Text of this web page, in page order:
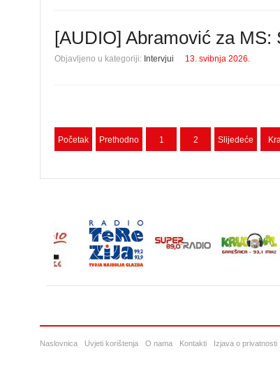
[AUDIO] Abramović za
Objavljeno u kategoriji: Intervjui 13. svibnja 2026.
Početak Prethodno 1 2 Slijedeće
Naslovnica Uvjeti korištenja O nama Kontakti Izjava o privatnosti